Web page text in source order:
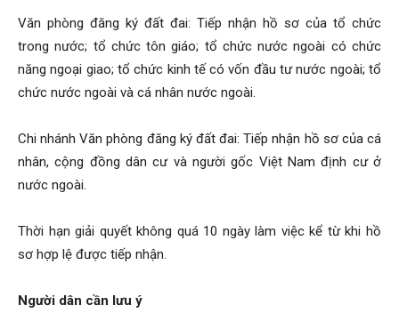
Văn phòng đăng ký đất đai: Tiếp nhận hồ sơ của tổ chức
trong nước; tổ chức tôn giáo; tổ chức nước ngoài có chức
năng ngoại giao; tổ chức kinh tế có vốn đầu tư nước ngoài; tổ
chức nước ngoài và cá nhân nước ngoài.
Chi nhánh Văn phòng đăng ký đất đai: Tiếp nhận hồ sơ của cá
nhân, cộng đồng dân cư và người gốc Việt Nam định cư ở
nước ngoài.
Thời hạn giải quyết không quá 10 ngày làm việc kể từ khi hồ
sơ hợp lệ được tiếp nhận.
Người dân cần lưu ý